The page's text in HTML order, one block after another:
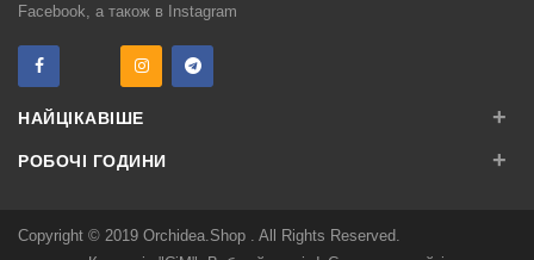
Facebook, а також в Instagram
НАЙЦІКАВІШЕ +
РОБОЧІ ГОДИНИ +
Copyright © 2019 Orchidea.Shop
. All Rights Reserved.